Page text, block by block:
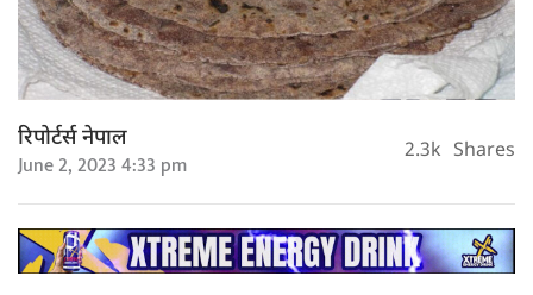
रिपोर्टर्स नेपाल
June 2, 2023 4:33 pm 2.3k Shares